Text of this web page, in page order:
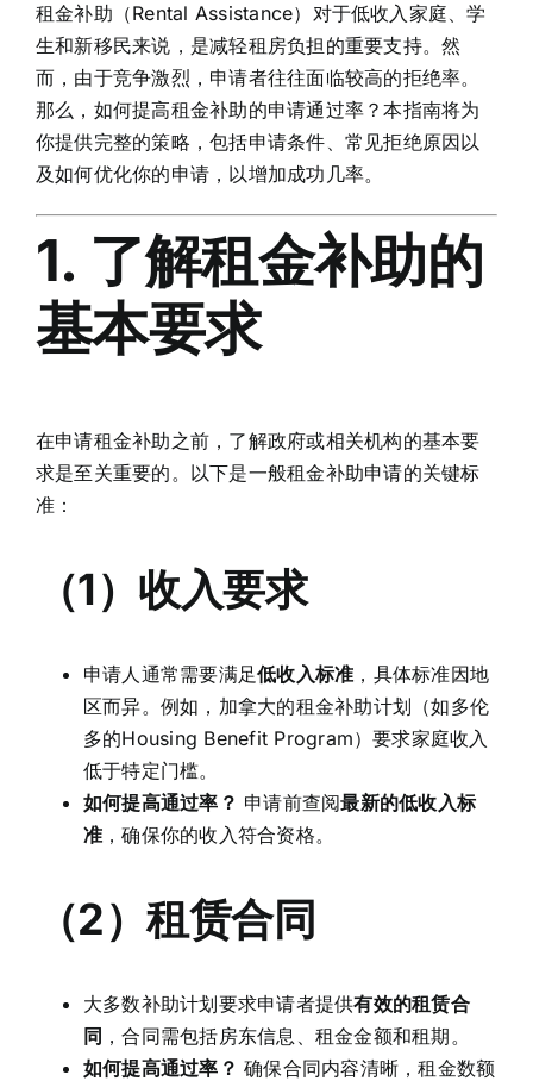
租金补助（Rental Assistance）对于低收入家庭、学
生和新移民来说，是减轻租房负担的重要支持。然
而，由于竞争激烈，申请者往往面临较高的拒绝率。
那么，如何提高租金补助的申请通过率？本指南将为
你提供完整的策略，包括申请条件、常见拒绝原因以
及如何优化你的申请，以增加成功几率。
1. 了解租金补助的
基本要求
在申请租金补助之前，了解政府或相关机构的基本要
求是至关重要的。以下是一般租金补助申请的关键标
准：
（1）收入要求
申请人通常需要满足低收入标准 ，具体标准因地
区而异。例如，加拿大的租金补助计划（如多伦
多的Housing Benefit Program）要求家庭收入
低于特定门槛。
如何提高通过率？ 申请前查阅最新的低收入标
准 ，确保你的收入符合资格。
（2）租赁合同
大多数补助计划要求申请者提供有效的租赁合
同 ，合同需包括房东信息、租金金额和租期。
如何提高通过率？ 确保合同内容清晰，租金数额